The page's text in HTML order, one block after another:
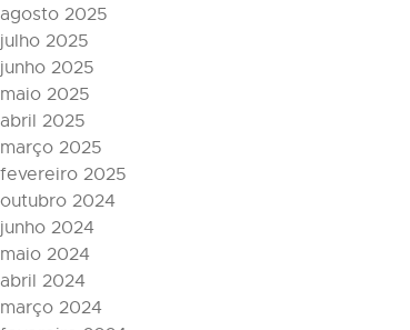
agosto 2025
julho 2025
junho 2025
maio 2025
abril 2025
março 2025
fevereiro 2025
outubro 2024
junho 2024
maio 2024
abril 2024
março 2024